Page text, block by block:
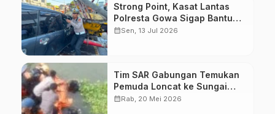
Strong Point, Kasat Lantas
Polresta Gowa Sigap Bantu
Korban Kecelakaan
calendar_monthSen, 13 Jul 2026
Tim SAR Gabungan Temukan
Pemuda Loncat ke Sungai
Pampang Makassar
calendar_monthRab, 20 Mei 2026